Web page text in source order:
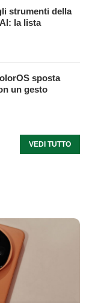
strumenti della
la lista
sposta
un gesto
VEDI TUTTO